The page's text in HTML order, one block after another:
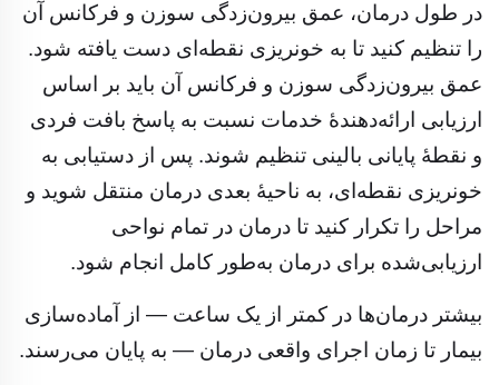
در طول درمان، عمق بیرون‌زدگی سوزن و فرکانس آن
را تنظیم کنید تا به خونریزی نقطه‌ای دست یافته شود.
عمق بیرون‌زدگی سوزن و فرکانس آن باید بر اساس
ارزیابی ارائه‌دهندهٔ خدمات نسبت به پاسخ بافت فردی
و نقطهٔ پایانی بالینی تنظیم شوند. پس از دستیابی به
خونریزی نقطه‌ای، به ناحیهٔ بعدی درمان منتقل شوید و
مراحل را تکرار کنید تا درمان در تمام نواحی
ارزیابی‌شده برای درمان به‌طور کامل انجام شود.
بیشتر درمان‌ها در کمتر از یک ساعت — از آماده‌سازی
بیمار تا زمان اجرای واقعی درمان — به پایان می‌رسند.